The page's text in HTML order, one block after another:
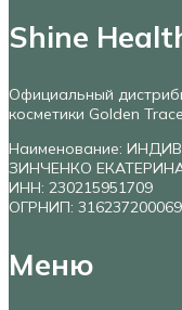
Shine
Официальный
косметики Golden Trace
Наименование:
ЗИНЧЕНКО
ИНН: 230215951709
ОГРНИП:
Меню